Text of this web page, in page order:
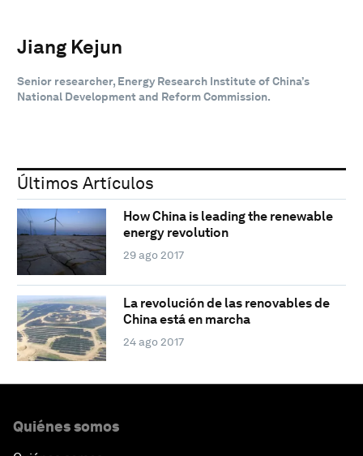
Jiang Kejun
Senior researcher, Energy Research Institute of China’s
National Development and Reform Commission.
Últimos Artículos
How China is leading the renewable
energy revolution
29 ago 2017
La revolución de las renovables de
China está en marcha
24 ago 2017
Quiénes somos